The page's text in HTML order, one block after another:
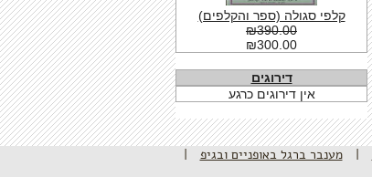
קלפי סגולה (ספר והקלפים)
₪390.00
₪300.00
דירוגים
אין דירוגים כרגע
| מענבר ברגל באופניים ובגיפ
|